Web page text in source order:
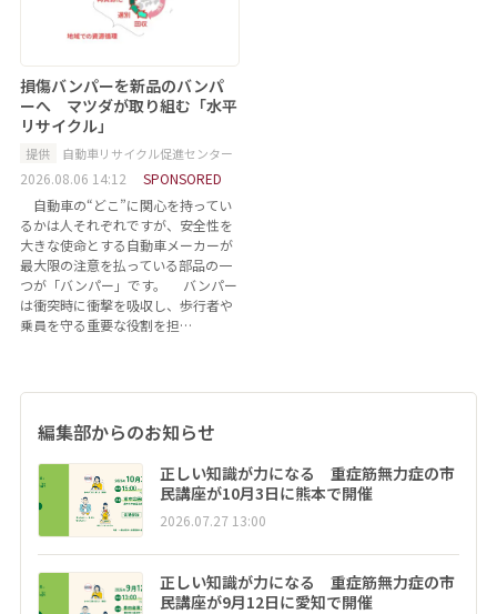
損傷バンパーを新品のバンパ
ーへ マツダが取り組む「水平
リサイクル」
提供 自動車リサイクル促進センター
2026.08.06 14:12
SPONSORED
自動車の“どこ”に関心を持ってい
るかは人それぞれですが、安全性を
大きな使命とする自動車メーカーが
最大限の注意を払っている部品の一
つが「バンパー」です。 バンパー
は衝突時に衝撃を吸収し、歩行者や
乗員を守る重要な役割を担…
編集部からのお知らせ
正しい知識が力になる 重症筋無力症の市
民講座が10月3日に熊本で開催
2026.07.27 13:00
正しい知識が力になる 重症筋無力症の市
民講座が9月12日に愛知で開催